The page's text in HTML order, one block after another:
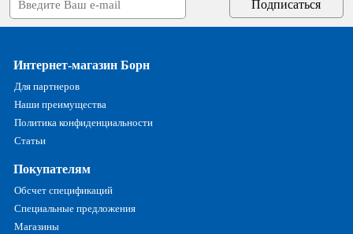
Интернет-магазин Борн
Для партнеров
Наши преимущества
Политика конфиденциальности
Статьи
Покупателям
Обсчет спецификаций
Специальные предложения
Магазины